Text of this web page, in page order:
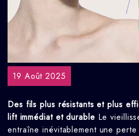
19 Août 2025
Des fils plus résistants et plus
lift immédiat et durable Le
entraîne inévitablement une